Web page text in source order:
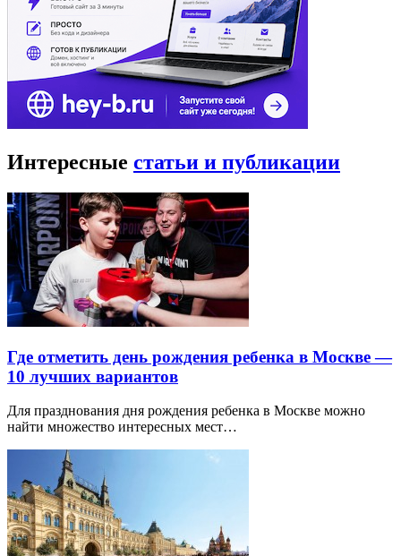
Интересные статьи и публикации
Где отметить день рождения ребенка в Москве —
10 лучших вариантов
Для празднования дня рождения ребенка в Москве можно
найти множество интересных мест…